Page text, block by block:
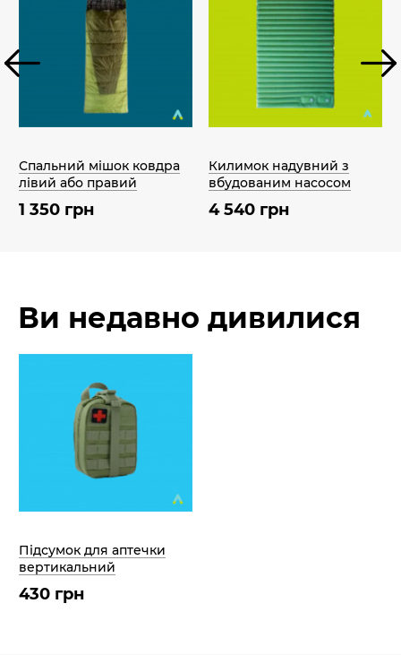
Спальний мішок ковдра
лівий або правий
1 350 грн
Килимок надувний з
вбудованим насосом
4 540 грн
Ви недавно дивилися
Підсумок для аптечки
вертикальний
430 грн